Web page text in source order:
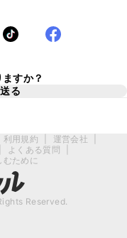
すか？
る
利用規約 運営会社
よくある質問
むために
Reserved.